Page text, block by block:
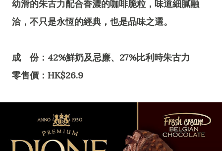
幼滑的朱古力配合香濃的咖啡脆粒，味道細膩融
洽，不只是永恆的經典，也是品味之選。
成 份：42%鮮奶及忌廉、27%比利時朱古力
零售價：HK$26.9